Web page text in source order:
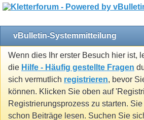
vBulletin-Systemmitteilung
Wenn dies Ihr erster Besuch hier ist,
die Hilfe - Häufig gestellte Fragen
sich vermutlich registrieren, bevor
können. Klicken Sie oben auf
Registrierungsprozess zu starten.
schon Beiträge lesen. Suchen Sie